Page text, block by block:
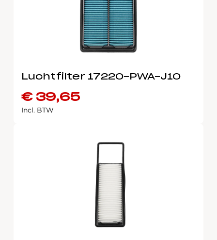
Luchtfilter 17220-PWA-J10
€39,65
Incl. BTW